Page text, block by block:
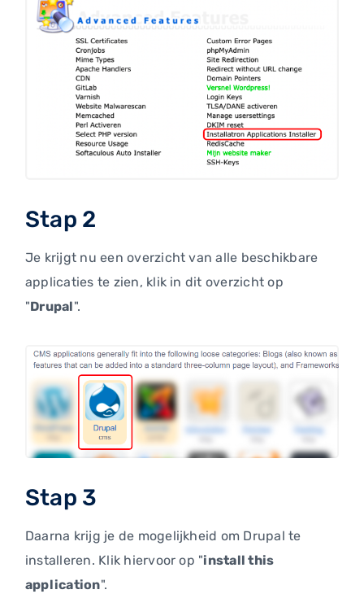
Stap 2
Je krijgt nu een overzicht van alle beschikbare
applicaties te zien, klik in dit overzicht op
"Drupal".
Stap 3
Daarna krijg je de mogelijkheid om Drupal te
installeren. Klik hiervoor op "install this
application".